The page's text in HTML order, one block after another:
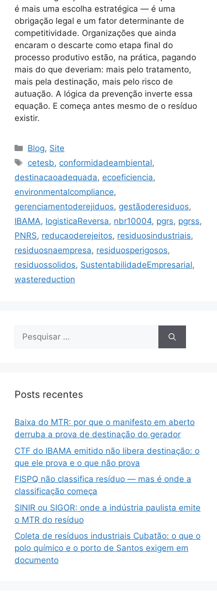
é mais uma escolha estratégica — é uma
obrigação legal e um fator determinante de
competitividade. Organizações que ainda
encaram o descarte como etapa final do
processo produtivo estão, na prática, pagando
mais do que deveriam: mais pelo tratamento,
mais pela destinação, mais pelo risco de
autuação. A lógica da prevenção inverte essa
equação. E começa antes mesmo de o resíduo
existir.
Blog, Site
cetesb, conformidadeambiental,
destinacaoadequada, ecoeficiencia,
environmentalcompliance,
gerenciamentoderejiduos, gestãoderesiduos,
IBAMA, logisticaReversa, nbr10004, pgrs, pgrss,
PNRS, reducaoderejeitos, residuosindustriais,
residuosnaempresa, residuosperigosos,
residuossolidos, SustentabilidadeEmpresarial,
wastereduction
Posts recentes
Baixa do MTR: por que o manifesto em aberto
derruba a prova de destinação do gerador
CTF do IBAMA emitido não libera destinação: o
que ele prova e o que não prova
FISPQ não classifica resíduo — mas é onde a
classificação começa
SINIR ou SIGOR: onde a indústria paulista emite
o MTR do resíduo
Coleta de resíduos industriais Cubatão: o que o
polo químico e o porto de Santos exigem em
documento